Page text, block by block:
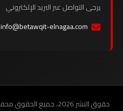
يرجى التواصل عبر البريد الإلكتروني
info@betawqit-elnagaa.com
حقوق النشر 2026، جميع الحقوق محفوظة |